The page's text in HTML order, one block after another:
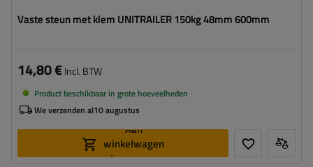
Vaste steun met klem UNITRAILER 150kg 48mm 600mm
14,80 €Incl. BTW
Product beschikbaar in grote hoeveelheden
We verzenden al10 augustus
Aan
winkelwagen
toevoegen